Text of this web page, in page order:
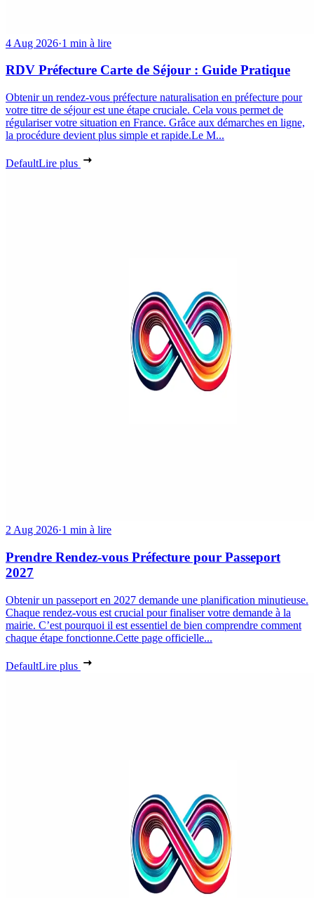
4 Aug 2026·1 min à lire
RDV Préfecture Carte de Séjour : Guide Pratique
Obtenir un rendez-vous préfecture naturalisation en préfecture pour
votre titre de séjour est une étape cruciale. Cela vous permet de
régulariser votre situation en France. Grâce aux démarches en ligne,
la procédure devient plus simple et rapide.Le M...
DefaultLire plus
2 Aug 2026·1 min à lire
Prendre Rendez-vous Préfecture pour Passeport
2027
Obtenir un passeport en 2027 demande une planification minutieuse.
Chaque rendez-vous est crucial pour finaliser votre demande à la
mairie. C’est pourquoi il est essentiel de bien comprendre comment
chaque étape fonctionne.Cette page officielle...
DefaultLire plus